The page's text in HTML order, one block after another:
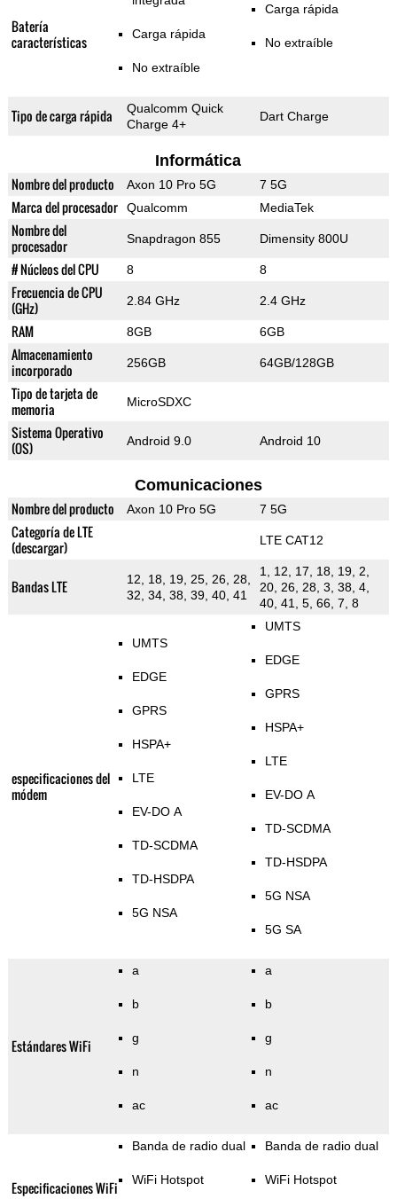
Batería
características
Carga rápida
No extraíble
Carga rápida
No extraíble
Tipo de carga rápida
Qualcomm Quick
Charge 4+
Dart Charge
Informática
Nombre del producto Axon 10 Pro 5G 7 5G
Marca del procesador Qualcomm MediaTek
Nombre del
procesador
Snapdragon 855 Dimensity 800U
# Núcleos del CPU 8 8
Frecuencia de CPU
(GHz)
2.84 GHz 2.4 GHz
RAM 8GB 6GB
Almacenamiento
incorporado
256GB 64GB/128GB
Tipo de tarjeta de
memoria
MicroSDXC
Sistema Operativo
(OS)
Android 9.0 Android 10
Comunicaciones
Nombre del producto Axon 10 Pro 5G 7 5G
Categoría de LTE
(descargar)
LTE CAT12
Bandas LTE
12, 18, 19, 25, 26, 28,
32, 34, 38, 39, 40, 41
1, 12, 17, 18, 19, 2,
20, 26, 28, 3, 38, 4,
40, 41, 5, 66, 7, 8
especificaciones del
módem
UMTS
EDGE
GPRS
HSPA+
LTE
EV-DO A
TD-SCDMA
TD-HSDPA
5G NSA
UMTS
EDGE
GPRS
HSPA+
LTE
EV-DO A
TD-SCDMA
TD-HSDPA
5G NSA
5G SA
Estándares WiFi
a
b
g
n
ac
a
b
g
n
ac
Especificaciones WiFi
Banda de radio dual
WiFi Hotspot
Banda de radio dual
WiFi Hotspot